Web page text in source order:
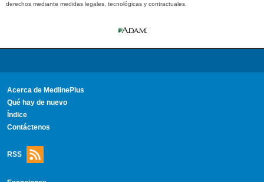
derechos mediante medidas legales, tecnológicas y contractuales.
Acerca de MedlinePlus
Qué hay de nuevo
Índice
Contáctenos
RSS